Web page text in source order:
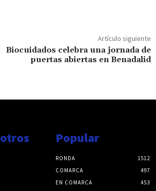
Artículo siguiente
Biocuidados celebra una jornada de
puertas abiertas en Benadalid
Popular
RONDA
1512
COMARCA
497
EN COMARCA
453